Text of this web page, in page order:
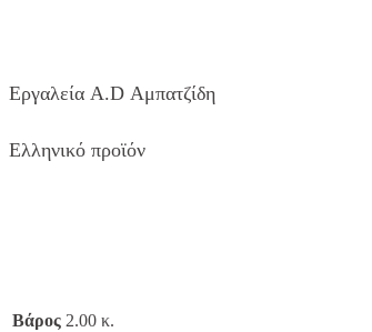
Εργαλεία A.D Αμπατζίδη
Ελληνικό προϊόν
Βάρος 2.00 κ.